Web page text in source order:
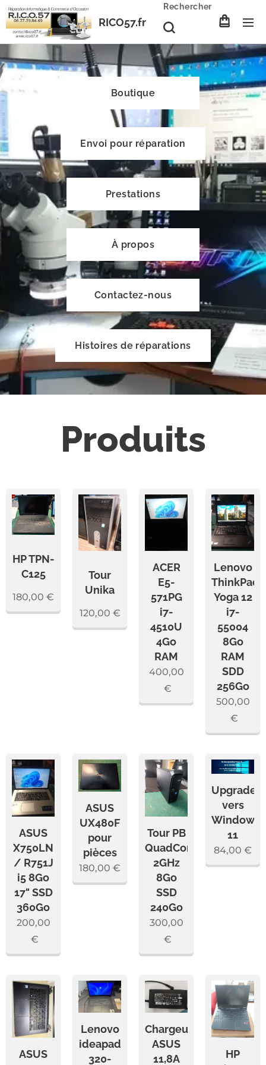
RICO57.fr
Rechercher
Boutique
Envoi pour réparation
Prestations
À propos
Contactez-nous
Histoires de réparations
Produits
HP TPN-
C125
180,00 €
Tour
Unika
120,00 €
ACER
E5-
571PG
i7-
4510U
4Go
RAM
400,00
€
Lenovo
ThinkPad
Yoga 12
i7-
55004
8Go
RAM
SDD
256Go
500,00
€
ASUS
X750LN
/ R751J
i5 8Go
17" SSD
360Go
200,00
€
ASUS
UX480F
pour
pièces
180,00 €
Tour PB
QuadCore
2GHz
8Go
SSD
240Go
300,00
€
Upgrade
vers
Windows
11
84,00 €
ASUS
Lenovo
ideapad
320-
Chargeur
ASUS
11,8A
HP